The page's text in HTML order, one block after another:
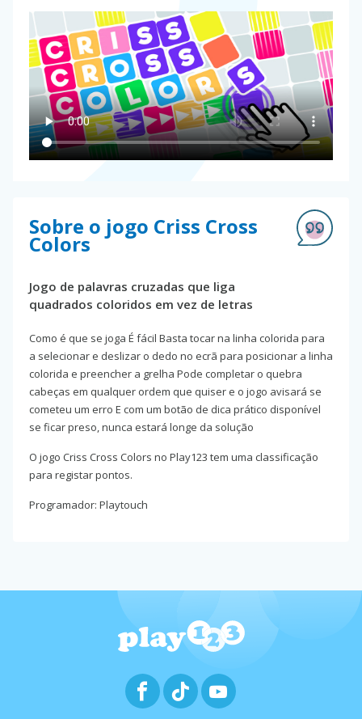
Sobre o jogo Criss Cross
Colors
Jogo de palavras cruzadas que liga
quadrados coloridos em vez de letras
Como é que se joga É fácil Basta tocar na linha colorida para
a selecionar e deslizar o dedo no ecrã para posicionar a linha
colorida e preencher a grelha Pode completar o quebra
cabeças em qualquer ordem que quiser e o jogo avisará se
cometeu um erro E com um botão de dica prático disponível
se ficar preso, nunca estará longe da solução
O jogo Criss Cross Colors no Play123 tem uma classificação
para registar pontos.
Programador: Playtouch